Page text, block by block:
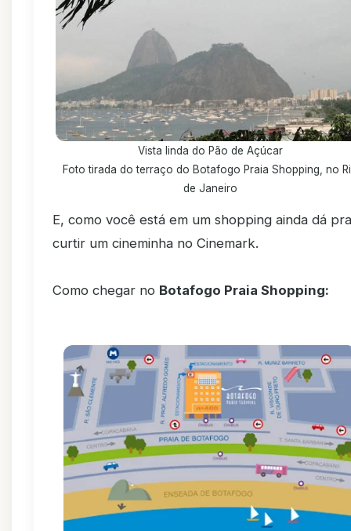
Vista linda do Pão de Açúcar
Foto tirada do terraço do Botafogo Praia Shopping, no
de Janeiro
E, como você está em um shopping ainda dá pra
curtir um cineminha no Cinemark.
Como chegar no Botafogo Praia Shopping: